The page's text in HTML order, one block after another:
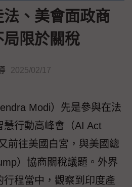
、美會面政商
限於關稅
2025/02/17
Modi）先是參與在法
慧行動高峰會（AI Act
前往美國白宮，與美國總
）協商關稅議題。外界
行程當中，觀察到印度產